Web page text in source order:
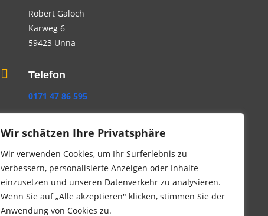
Wir schätzen Ihre Privatsphäre
Wir verwenden Cookies, um Ihr Surferlebnis zu
verbessern, personalisierte Anzeigen oder Inhalte
einzusetzen und unseren Datenverkehr zu analysieren.
Wenn Sie auf „Alle akzeptieren" klicken, stimmen Sie der
Anwendung von Cookies zu.
Robert Galoch
Karweg 6
59423 Unna
 Telefon
0171 47 86 595
 Email
info@bobelektrotechnik.eu